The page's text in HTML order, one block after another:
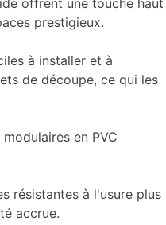
prestigieux.
à installer et à
de découpe, ce qui les
en PVC
résistantes à l'usure plus
accrue.